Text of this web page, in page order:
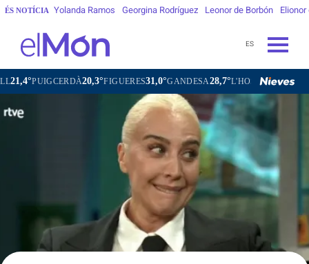
ÉS NOTÍCIA Yolanda Ramos Georgina Rodríguez Leonor de Borbón Elionor
ES
PUIGCERDÀ20,3°FIGUERES31,0°GANDESA28,7°L'HOSPITALET DE